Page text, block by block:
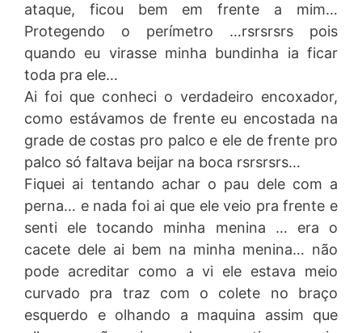
ataque, ficou bem em frente a mim…
Protegendo o perímetro …rsrsrsrs pois
quando eu virasse minha bundinha ia ficar
toda pra ele…
Ai foi que conheci o verdadeiro encoxador,
como estávamos de frente eu encostada na
grade de costas pro palco e ele de frente pro
palco só faltava beijar na boca rsrsrsrs…
Fiquei ai tentando achar o pau dele com a
perna… e nada foi ai que ele veio pra frente e
senti ele tocando minha menina … era o
cacete dele ai bem na minha menina… não
pode acreditar como a vi ele estava meio
curvado pra traz com o colete no braço
esquerdo e olhando a maquina assim que